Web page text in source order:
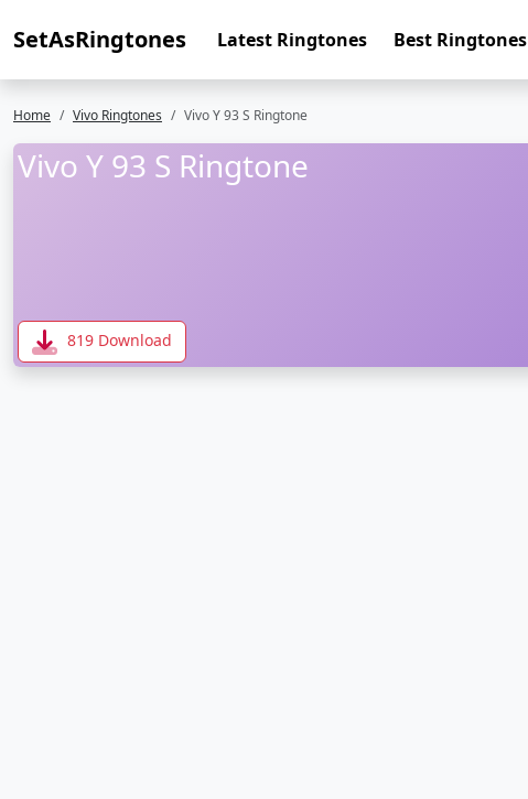
SetAsRingtones Latest Ringtones Best Ringtones
Home Vivo Ringtones Vivo Y 93 S Ringtone
Vivo Y 93 S Ringtone
819 Download